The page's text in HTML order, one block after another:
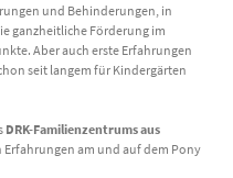
und Behinderungen, in
ganzheitliche Förderung im
Aber auch erste Erfahrungen
seit langem für Kindergärten
DRK-Familienzentrums aus
am und auf dem Pony